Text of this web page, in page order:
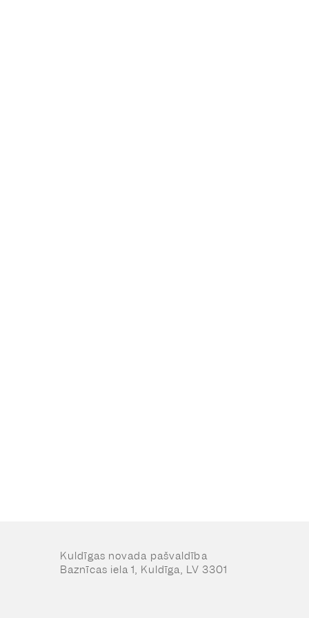
Kuldīgas novada pašvaldība
Baznīcas iela 1, Kuldīga, LV 3301